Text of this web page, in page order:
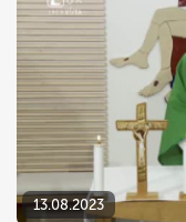
13.08.2023